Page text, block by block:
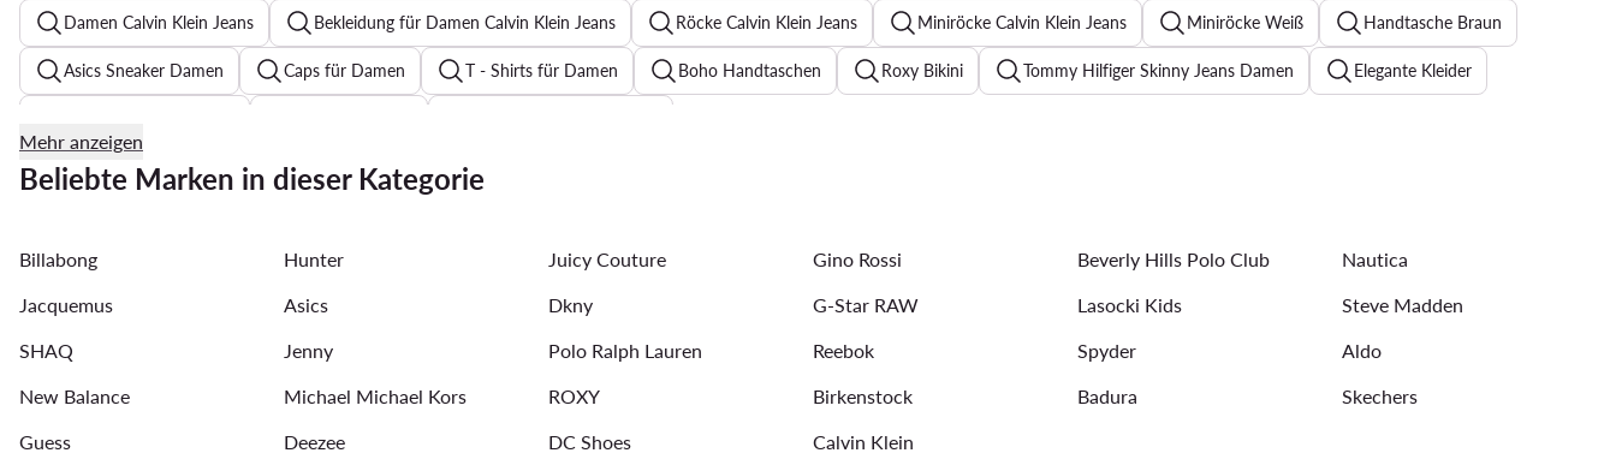
Damen Calvin Klein Jeans Bekleidung für Damen Calvin Klein Jeans Röcke Calvin Klein Jeans Miniröcke Calvin Klein Jeans Miniröcke Weiß Handtasche Braun
Asics Sneaker Damen Caps für Damen T - Shirts für Damen Boho Handtaschen Roxy Bikini Tommy Hilfiger Skinny Jeans Damen Elegante Kleider
Festkleider mit Blumenmuster für Hochzeit Reebok Classic Damen
Sonnenbrillen für Damen Guess Schuhe Damen
Mehr anzeigen
Beliebte Marken in dieser Kategorie
Billabong Hunter Juicy Couture Gino Rossi Beverly Hills Polo Club
Nautica
Jacquemus
Asics Dkny G-Star RAW Lasocki Kids
Steve Madden
SHAQ
Jenny Polo Ralph Lauren Reebok Spyder
Aldo
New Balance
Michael Michael Kors ROXY Birkenstock Badura
Skechers
Guess
Deezee DC Shoes Calvin Klein